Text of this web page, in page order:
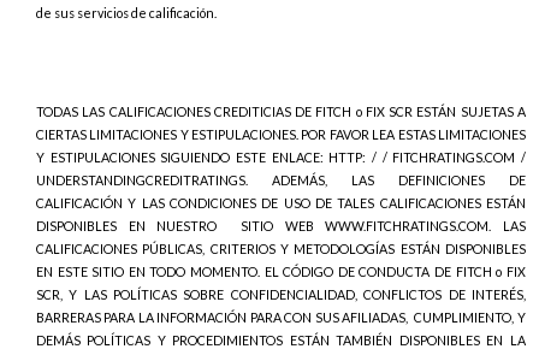
de sus servicios de calificación.
TODAS LAS CALIFICACIONES CREDITICIAS DE FITCH o FIX SCR ESTÁN SUJETAS A
CIERTAS LIMITACIONES Y ESTIPULACIONES. POR FAVOR LEA ESTAS LIMITACIONES
Y ESTIPULACIONES SIGUIENDO ESTE ENLACE: HTTP: / / FITCHRATINGS.COM /
UNDERSTANDINGCREDITRATINGS. ADEMÁS, LAS DEFINICIONES DE
CALIFICACIÓN Y LAS CONDICIONES DE USO DE TALES CALIFICACIONES ESTÁN
DISPONIBLES EN NUESTRO
SITIO WEB WWW.FITCHRATINGS.COM. LAS
CALIFICACIONES PÚBLICAS, CRITERIOS Y METODOLOGÍAS ESTÁN DISPONIBLES
EN ESTE SITIO EN TODO MOMENTO. EL CÓDIGO DE CONDUCTA DE FITCH o FIX
SCR, Y LAS POLÍTICAS SOBRE CONFIDENCIALIDAD, CONFLICTOS DE INTERÉS,
BARRERAS PARA LA INFORMACIÓN PARA CON SUS AFILIADAS, CUMPLIMIENTO, Y
DEMÁS POLÍTICAS Y PROCEDIMIENTOS ESTÁN TAMBIÉN DISPONIBLES EN LA